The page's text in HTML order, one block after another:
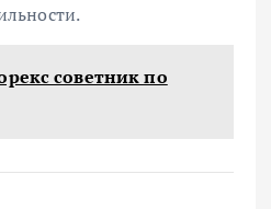
советник по